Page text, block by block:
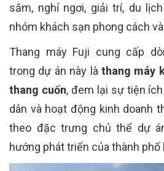
sắm, nghỉ ngơi, giải trí, du
nhóm khách sạn phong cách
Thang máy Fuji cung cấp
trong dự án này là thang máy
thang cuốn, đem lại sự tiện
dân và hoạt động kinh doanh
theo đặc trưng chủ thể dự
hướng phát triển của thành phố